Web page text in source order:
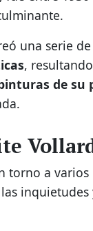
una serie
,
de su
torno a
inquietudes